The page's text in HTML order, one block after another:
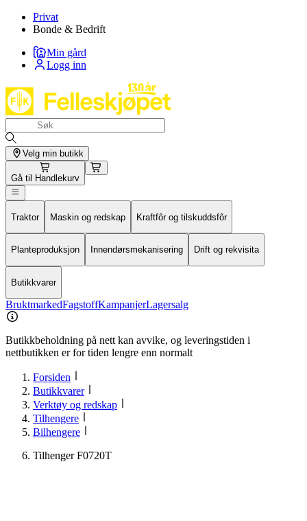
Privat
Bonde & Bedrift
Min gård
Logg inn
Velg min butikk
Gå til Handlekurv
Traktor Maskin og redskap Kraftfôr og tilskuddsfôr
Planteproduksjon Innendørsmekanisering Drift og rekvisita
Butikkvarer
BruktmarkedFagstoffKampanjerLagersalg
Butikkbeholdning på nett kan avvike, og leveringstiden i
nettbutikken er for tiden lengre enn normalt
Forsiden
Butikkvarer
Verktøy og redskap
Tilhengere
Bilhengere
Tilhenger F0720T